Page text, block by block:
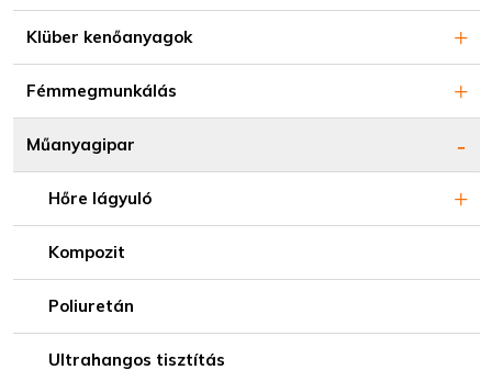
Klüber kenőanyagok
Fémmegmunkálás
Műanyagipar
Hőre lágyuló
Kompozit
Poliuretán
Ultrahangos tisztítás